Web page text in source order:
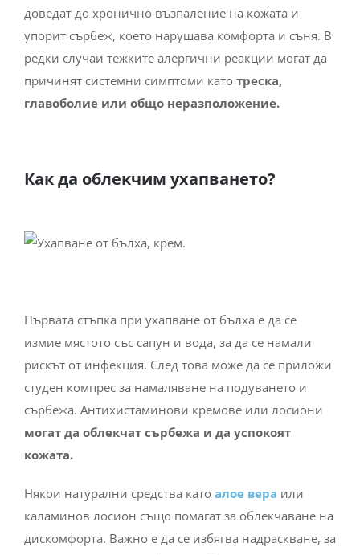
доведат до хронично възпаление на кожата и
упорит сърбеж, което нарушава комфорта и съня. В
редки случаи тежките алергични реакции могат да
причинят системни симптоми като треска,
главоболие или общо неразположение.
Как да облекчим ухапването?
Първата стъпка при ухапване от бълха е да се
измие мястото със сапун и вода, за да се намали
рискът от инфекция. След това може да се приложи
студен компрес за намаляване на подуването и
сърбежа. Антихистаминови кремове или лосиони
могат да облекчат сърбежа и да успокоят
кожата.
Някои натурални средства като алое вера или
каламинов лосион също помагат за облекчаване на
дискомфорта. Важно е да се избягва надраскване, за